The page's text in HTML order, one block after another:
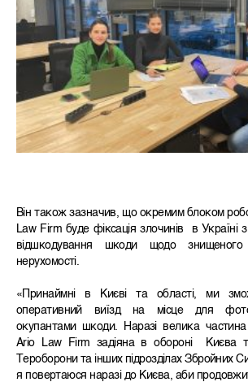
Він також зазначив, що окремим блоком
Law Firm буде фіксація злочинів в Україні
відшкодування шкоди щодо
нерухомості.
«Принаймні в Києві та області, ми
оперативний виїзд на місце для
окупантами шкоди. Наразі велика частина
Ario Law Firm задіяна в обороні Києва
Тероборони та інших підрозділах Збройних
я повертаюся наразі до Києва, аби